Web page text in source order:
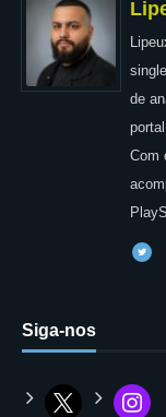
de
Com
Siga-nos